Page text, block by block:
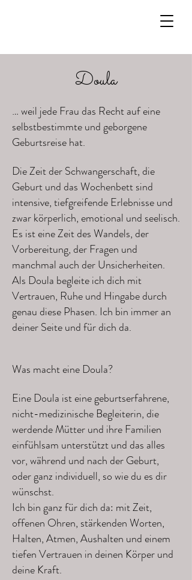
Doula
… weil jede Frau das Recht auf eine
selbstbestimmte und geborgene
Geburtsreise hat.
Die Zeit der Schwangerschaft, die
Geburt und das Wochenbett sind
intensive, tiefgreifende Erlebnisse und
zwar körperlich, emotional und seelisch.
Es ist eine Zeit des Wandels, der
Vorbereitung, der Fragen und
manchmal auch der Unsicherheiten.
Als Doula begleite ich dich mit
Vertrauen, Ruhe und Hingabe durch
genau diese Phasen. Ich bin immer an
deiner Seite und für dich da.
Was macht eine Doula?
Eine Doula ist eine geburtserfahrene,
nicht-medizinische Begleiterin, die
werdende Mütter und ihre Familien
einfühlsam unterstützt und das alles
vor, während und nach der Geburt,
oder ganz individuell, so wie du es dir
wünschst.
Ich bin ganz für dich da: mit Zeit,
offenen Ohren, stärkenden Worten,
Halten, Atmen, Aushalten und einem
tiefen Vertrauen in deinen Körper und
deine Kraft.